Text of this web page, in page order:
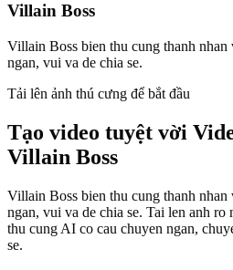
Villain Boss
Villain Boss bien thu cung thanh nhan
ngan, vui va de chia se.
Tải lên ảnh thú cưng để bắt đầu
Tạo video tuyệt vời
Villain Boss
Villain Boss bien thu cung thanh nhan
ngan, vui va de chia se. Tai len anh
thu cung AI co cau chuyen ngan,
se.